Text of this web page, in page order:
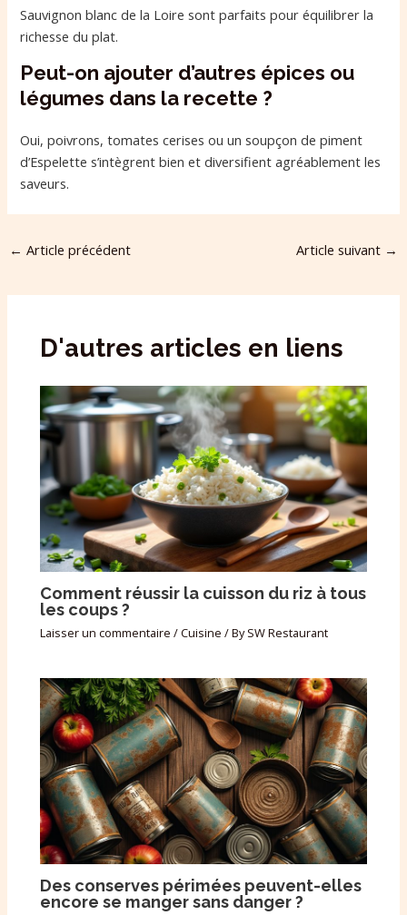
Sauvignon blanc de la Loire sont parfaits pour équilibrer la
richesse du plat.
Peut-on ajouter d’autres épices ou
légumes dans la recette ?
Oui, poivrons, tomates cerises ou un soupçon de piment
d’Espelette s’intègrent bien et diversifient agréablement les
saveurs.
← Article précédent Article suivant →
D'autres articles en liens
Comment réussir la cuisson du riz à tous
les coups ?
Laisser un commentaire /Cuisine / BySW Restaurant
Des conserves périmées peuvent-elles
encore se manger sans danger ?